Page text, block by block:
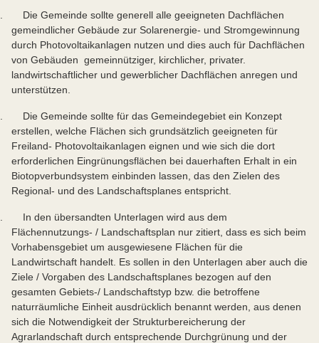
Die Gemeinde sollte generell alle geeigneten Dachflächen
gemeindlicher Gebäude zur Solarenergie- und Stromgewinnung
durch Photovoltaikanlagen nutzen und dies auch für Dachflächen
von Gebäuden gemeinnütziger, kirchlicher, privater.
landwirtschaftlicher und gewerblicher Dachflächen anregen und
unterstützen.
Die Gemeinde sollte für das Gemeindegebiet ein Konzept
erstellen, welche Flächen sich grundsätzlich geeigneten für
Freiland- Photovoltaikanlagen eignen und wie sich die dort
erforderlichen Eingrünungsflächen bei dauerhaften Erhalt in ein
Biotopverbundsystem einbinden lassen, das den Zielen des
Regional- und des Landschaftsplanes entspricht.
In den übersandten Unterlagen wird aus dem
Flächennutzungs- / Landschaftsplan nur zitiert, dass es sich beim
Vorhabensgebiet um ausgewiesene Flächen für die
Landwirtschaft handelt. Es sollen in den Unterlagen aber auch die
Ziele / Vorgaben des Landschaftsplanes bezogen auf den
gesamten Gebiets-/ Landschaftstyp bzw. die betroffene
naturräumliche Einheit ausdrücklich benannt werden, aus denen
sich die Notwendigkeit der Strukturbereicherung der
Agrarlandschaft durch entsprechende Durchgrünung und der